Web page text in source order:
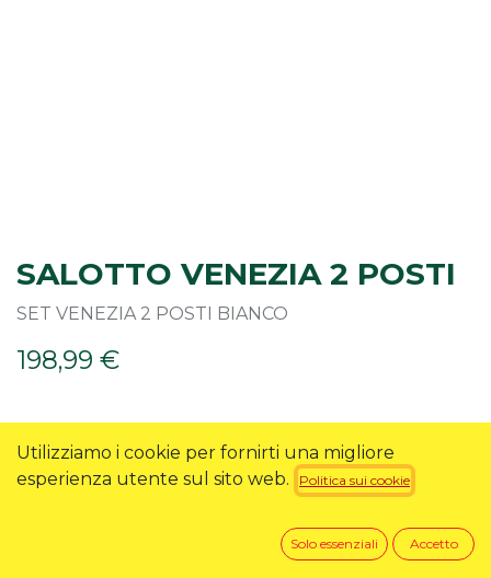
SALOTTO VENEZIA 2 POSTI
SET VENEZIA 2 POSTI BIANCO
198,99 €
RICHIEDI INFO
Utilizziamo i cookie per fornirti una migliore
esperienza utente sul sito web.
Politica sui cookie
Solo essenziali Accetto